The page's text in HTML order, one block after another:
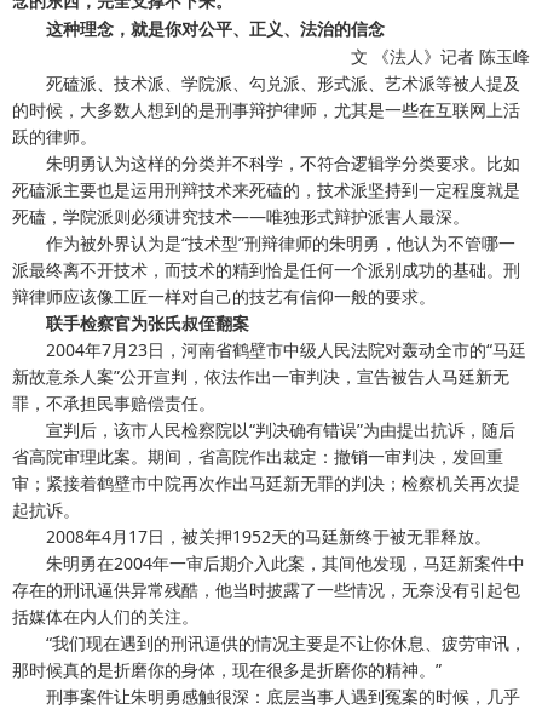
这种理念，就是你对公平、正义、法治的信念
文 《法人》记者 陈玉峰
死磕派、技术派、学院派、勾兑派、形式派、艺术派等被人提及
的时候，大多数人想到的是刑事辩护律师，尤其是一些在互联网上活
跃的律师。
朱明勇认为这样的分类并不科学，不符合逻辑学分类要求。比如
死磕派主要也是运用刑辩技术来死磕的，技术派坚持到一定程度就是
死磕，学院派则必须讲究技术——唯独形式辩护派害人最深。
作为被外界认为是“技术型”刑辩律师的朱明勇，他认为不管哪一
派最终离不开技术，而技术的精到恰是任何一个派别成功的基础。刑
辩律师应该像工匠一样对自己的技艺有信仰一般的要求。
联手检察官为张氏叔侄翻案
2004年7月23日，河南省鹤壁市中级人民法院对轰动全市的“马廷
新故意杀人案”公开宣判，依法作出一审判决，宣告被告人马廷新无
罪，不承担民事赔偿责任。
宣判后，该市人民检察院以“判决确有错误”为由提出抗诉，随后
省高院审理此案。期间，省高院作出裁定：撤销一审判决，发回重
审；紧接着鹤壁市中院再次作出马廷新无罪的判决；检察机关再次提
起抗诉。
2008年4月17日，被关押1952天的马廷新终于被无罪释放。
朱明勇在2004年一审后期介入此案，其间他发现，马廷新案件中
存在的刑讯逼供异常残酷，他当时披露了一些情况，无奈没有引起包
括媒体在内人们的关注。
“我们现在遇到的刑讯逼供的情况主要是不让你休息、疲劳审讯，
那时候真的是折磨你的身体，现在很多是折磨你的精神。”
刑事案件让朱明勇感触很深：底层当事人遇到冤案的时候，几乎